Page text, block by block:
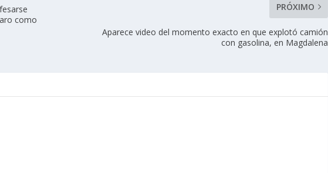
como
PRÓXIMO
Aparece video del momento exacto en que explotó camión
con gasolina, en Magdalena